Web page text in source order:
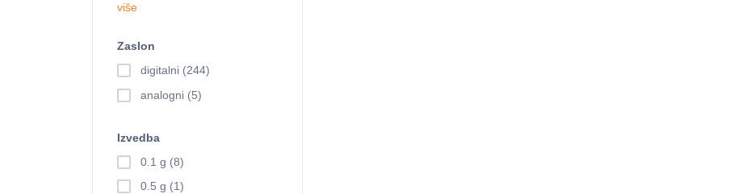
više
Zaslon
digitalni (244)
analogni (5)
Izvedba
0.1 g (8)
0.5 g (1)